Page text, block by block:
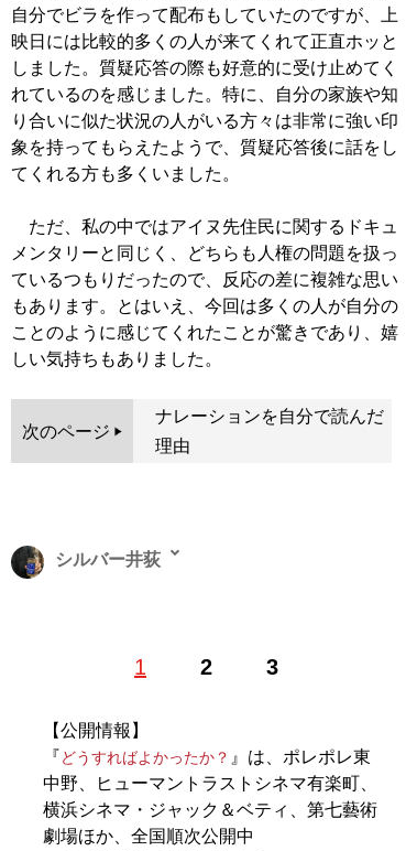
自分でビラを作って配布もしていたのですが、上
映日には比較的多くの人が来てくれて正直ホッと
しました。質疑応答の際も好意的に受け止めてく
れているのを感じました。特に、自分の家族や知
り合いに似た状況の人がいる方々は非常に強い印
象を持ってもらえたようで、質疑応答後に話をし
てくれる方も多くいました。
ただ、私の中ではアイヌ先住民に関するドキュ
メンタリーと同じく、どちらも人権の問題を扱っ
ているつもりだったので、反応の差に複雑な思い
もあります。とはいえ、今回は多くの人が自分の
ことのように感じてくれたことが驚きであり、嬉
しい気持ちもありました。
次のページ
ナレーションを自分で読んだ
理由
1 2 3
シルバー井荻
マニア。「日刊SPA!」「bizSPA!フレッシュ」などの媒
記事一覧へ
【公開情報】
『どうすればよかったか？ 』は、ポレポレ東
中野、ヒューマントラストシネマ有楽町、
横浜シネマ・ジャック＆ベティ、第七藝術
劇場ほか、全国順次公開中